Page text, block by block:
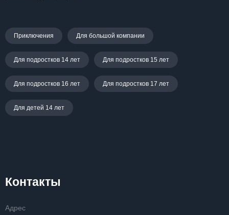
Приключения Для большой компании
Для подростков 14 лет Для подростков 15 лет
Для подростков 16 лет Для подростков 17 лет
Для детей 14 лет
Контакты
Адрес